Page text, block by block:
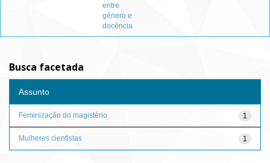
entre
gênero e
docência
Busca facetada
Assunto
1
Feminização do magistério
1
Mulheres cientistas